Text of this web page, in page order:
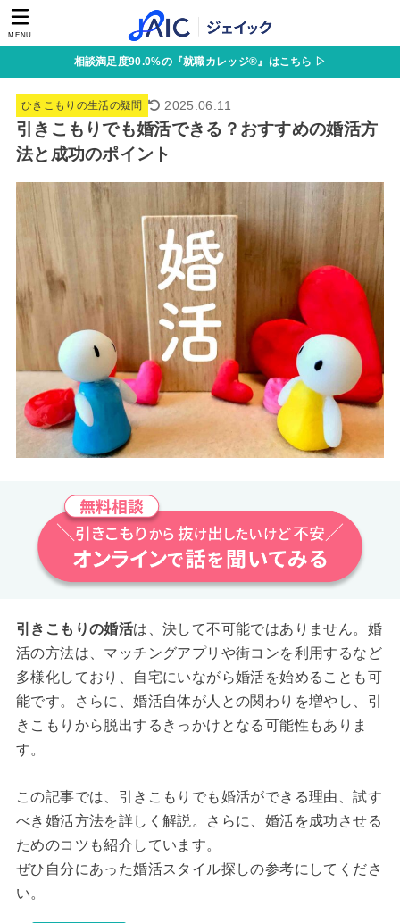
MENU
相談満足度90.0%の『就職カレッジ®』はこちら ▷
ひきこもりの生活の疑問 2025.06.11
引きこもりでも婚活できる？おすすめの婚活方
法と成功のポイント
引きこもりの婚活は、決して不可能ではありません。婚
活の方法は、マッチングアプリや街コンを利用するなど
多様化しており、自宅にいながら婚活を始めることも可
能です。さらに、婚活自体が人との関わりを増やし、引
きこもりから脱出するきっかけとなる可能性もありま
す。
この記事では、引きこもりでも婚活ができる理由、試す
べき婚活方法を詳しく解説。さらに、婚活を成功させる
ためのコツも紹介しています。
ぜひ自分にあった婚活スタイル探しの参考にしてくださ
い。